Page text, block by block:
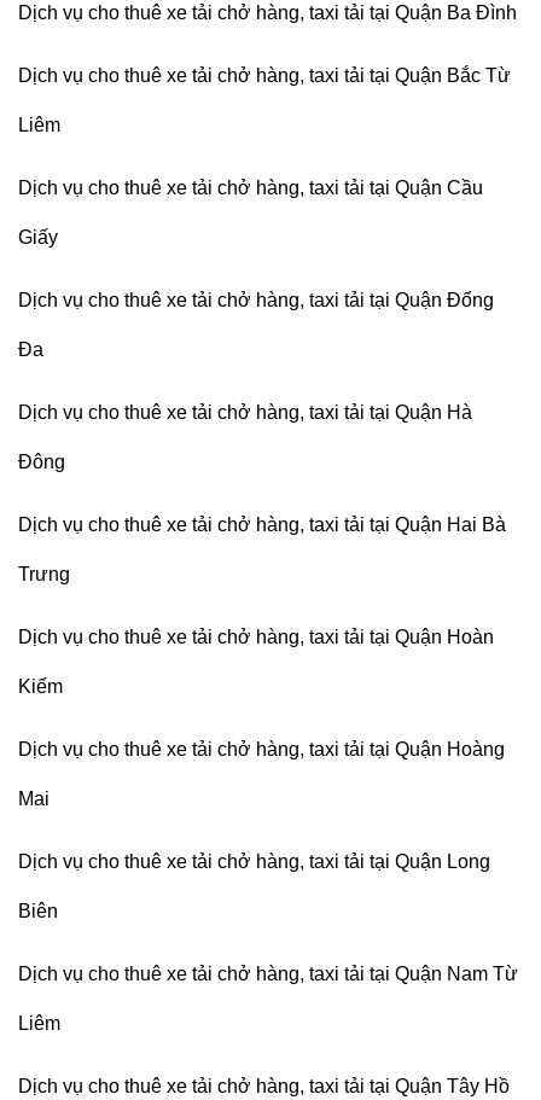
Dịch vụ cho thuê xe tải chở hàng, taxi tải tại Quận Ba Đình
Dịch vụ cho thuê xe tải chở hàng, taxi tải tại Quận Bắc Từ
Liêm
Dịch vụ cho thuê xe tải chở hàng, taxi tải tại Quận Cầu
Giấy
Dịch vụ cho thuê xe tải chở hàng, taxi tải tại Quận Đống
Đa
Dịch vụ cho thuê xe tải chở hàng, taxi tải tại Quận Hà
Đông
Dịch vụ cho thuê xe tải chở hàng, taxi tải tại Quận Hai Bà
Trưng
Dịch vụ cho thuê xe tải chở hàng, taxi tải tại Quận Hoàn
Kiếm
Dịch vụ cho thuê xe tải chở hàng, taxi tải tại Quận Hoàng
Mai
Dịch vụ cho thuê xe tải chở hàng, taxi tải tại Quận Long
Biên
Dịch vụ cho thuê xe tải chở hàng, taxi tải tại Quận Nam Từ
Liêm
Dịch vụ cho thuê xe tải chở hàng, taxi tải tại Quận Tây Hồ